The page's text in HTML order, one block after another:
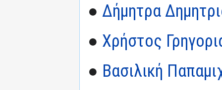
● Δήμητρα
● Χρήστος
● Βασιλική